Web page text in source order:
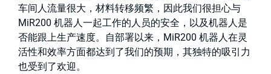
车间人流量很大，材料转移频繁，因此我们很担心与
MiR200 机器人一起工作的人员的安全，以及机器人是
否能跟上生产速度。自部署以来，MiR200 机器人在灵
活性和效率方面都达到了我们的预期，其独特的吸引力
也受到了欢迎。